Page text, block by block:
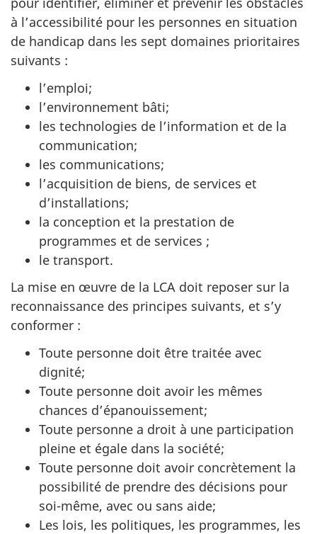
à l’accessibilité pour les personnes en situation
de handicap dans les sept domaines prioritaires
suivants :
l’emploi;
l’environnement bâti;
les technologies de l’information et de la
communication;
les communications;
l’acquisition de biens, de services et
d’installations;
la conception et la prestation de
programmes et de services ;
le transport.
La mise en œuvre de la LCA doit reposer sur la
reconnaissance des principes suivants, et s’y
conformer :
Toute personne doit être traitée avec
dignité;
Toute personne doit avoir les mêmes
chances d’épanouissement;
Toute personne a droit à une participation
pleine et égale dans la société;
Toute personne doit avoir concrètement la
possibilité de prendre des décisions pour
soi-même, avec ou sans aide;
Les lois, les politiques, les programmes, les